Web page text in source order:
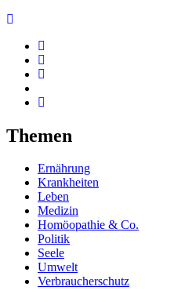
Themen
Ernährung
Krankheiten
Leben
Medizin
Homöopathie & Co.
Politik
Seele
Umwelt
Verbraucherschutz